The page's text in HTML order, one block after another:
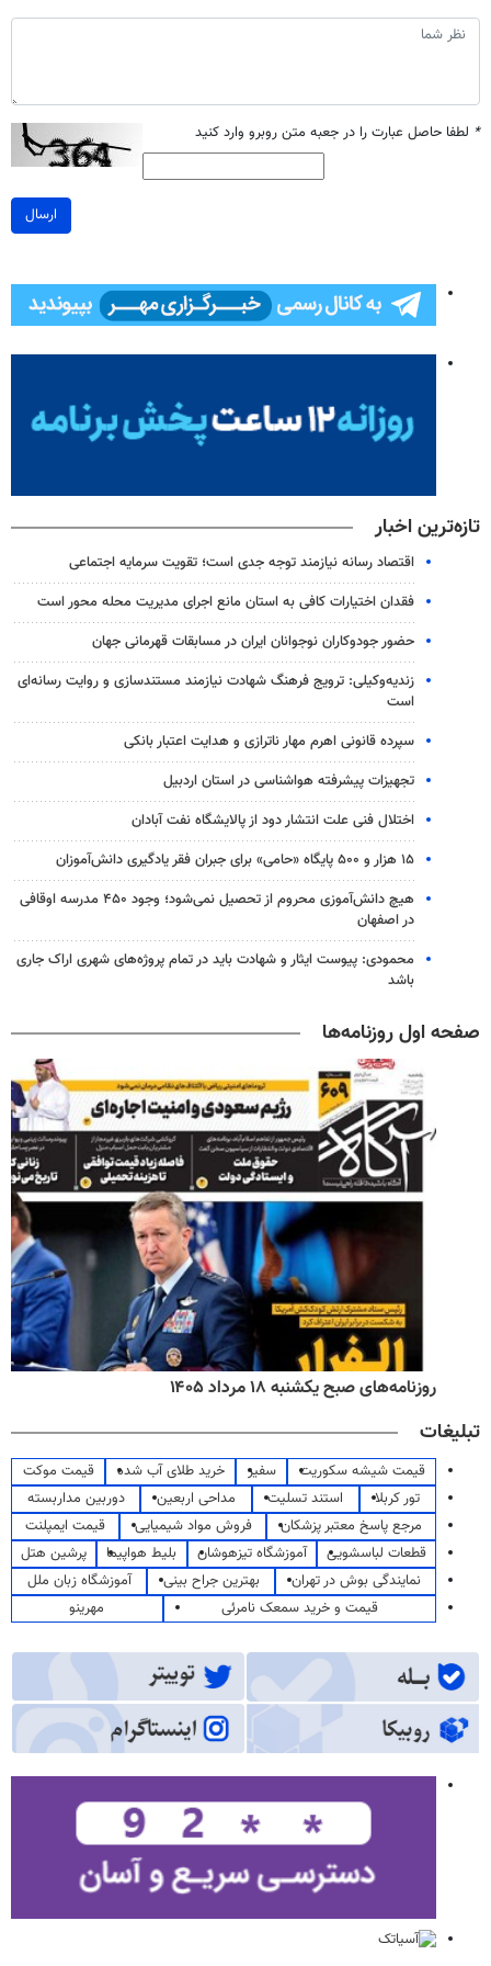
* لطفا حاصل عبارت را در جعبه متن روبرو وارد کنید
ارسال
تازه‌ترین اخبار
اقتصاد رسانه نیازمند توجه جدی است؛ تقویت سرمایه اجتماعی
فقدان اختیارات کافی به استان مانع اجرای مدیریت محله محور است
حضور جودوکاران نوجوانان ایران در مسابقات قهرمانی جهان
زندیه‌وکیلی: ترویج فرهنگ شهادت نیازمند مستندسازی و روایت رسانه‌ای
است
سپرده قانونی اهرم مهار ناترازی و هدایت اعتبار بانکی
تجهیزات پیشرفته هواشناسی در استان اردبیل
اختلال فنی علت انتشار دود از پالایشگاه نفت آبادان
۱۵ هزار و ۵۰۰ پایگاه «حامی» برای جبران فقر یادگیری دانش‌آموزان
هیچ دانش‌آموزی محروم از تحصیل نمی‌شود؛ وجود ۴۵۰ مدرسه اوقافی
در اصفهان
محمودی: پیوست ایثار و شهادت باید در تمام پروژه‌های شهری اراک جاری
باشد
صفحه اول روزنامه‌ها
روزنامه‌های صبح یکشنبه ۱۸ مرداد ۱۴۰۵
تبلیغات
قیمت شیشه سکوریت سفیر خرید طلای آب شده
قیمت موکت
تور کربلا
استند تسلیت مداحی اربعین
دوربین مداربسته
مرجع پاسخ معتبر پزشکان
فروش مواد شیمیایی
قیمت ایمپلنت
قطعات لباسشویی
آموزشگاه تیزهوشان بلیط هواپیما
پرشین هتل
نمایندگی بوش در تهران
بهترین جراح بینی
آموزشگاه زبان ملل
قیمت و خرید سمعک نامرئی
مهرینو